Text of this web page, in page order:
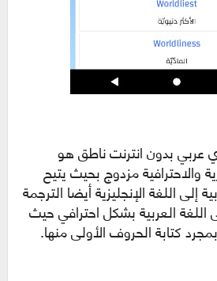
عربي بدون انترنت ناطق هو
والاحترافية مزدوج بحيث يتيح
إلى اللغة الإنجليزية أيضا الترجمة
اللغة العربية بشكل احترافي حيث
كتابة الحروف الأولى منها.